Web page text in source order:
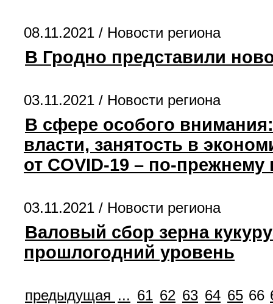
08.11.2021 / Новости региона
В Гродно представили
03.11.2021 / Новости региона
В сфере особого
власти, занятость в
от COVID-19 – по-прежнему
03.11.2021 / Новости региона
Валовый сбор зерна
прошлогодний уровень
предыдущая ... 61 62 63 64 65 66